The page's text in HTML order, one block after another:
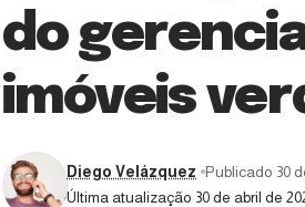
do
imóveis
Última atualização 30 de abril de
Diego Velázquez Publicado 30